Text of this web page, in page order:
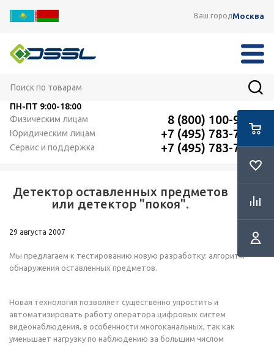
Ваш городМосква
ПН-ПТ 9:00-18:00
Физическим лицам
8 (800) 100-91-12
Юридическим лицам +7 (495) 783-72-87
Сервис и поддержка +7 (495) 783-72-87
Детектор оставленных предметов
или детектор "покоя".
RSS
29 августа 2007
Мы предлагаем к тестированию новую разработку: алгоритм
обнаружения оставленных предметов.
Новая технология позволяет существенно упростить и
автоматизировать работу оператора цифровых систем
видеонаблюдения, в особенности многоканальных, так как
уменьшает нагрузку по наблюдению за большим числом